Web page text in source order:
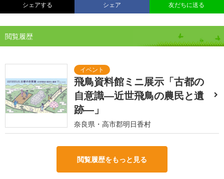
シェアする シェア 友だちに送る
閲覧履歴
飛鳥資料館ミニ展示「古都の
自意識―近世飛鳥の農民と遺
跡―」
奈良県・高市郡明日香村
閲覧履歴をもっと見る